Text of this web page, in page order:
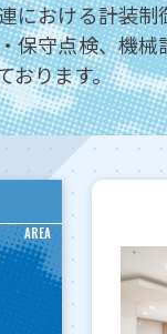
における計装
保守点検、機
おります。
AREA